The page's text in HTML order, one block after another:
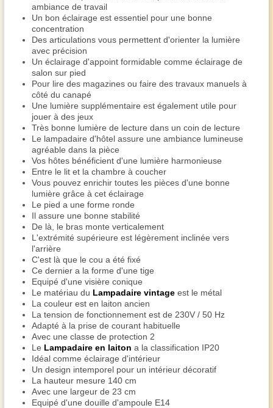
ambiance de travail
Un bon éclairage est essentiel pour une bonne
concentration
Des articulations vous permettent d'orienter la lumière
avec précision
Un éclairage d'appoint formidable comme éclairage de
salon sur pied
Pour lire des magazines ou faire des travaux manuels à
côté du canapé
Une lumière supplémentaire est également utile pour
jouer à des jeux
Très bonne lumière de lecture dans un coin de lecture
Le lampadaire d'hôtel assure une ambiance lumineuse
agréable dans la pièce
Vos hôtes bénéficient d'une lumière harmonieuse
Entre le lit et la chambre à coucher
Vous pouvez enrichir toutes les pièces d'une bonne
lumière grâce à cet éclairage
Le pied a une forme ronde
Il assure une bonne stabilité
De là, le bras monte verticalement
L'extrémité supérieure est légèrement inclinée vers
l'arrière
C'est là que le cou a été fixé
Ce dernier a la forme d'une tige
Equipé d'une visière conique
Le matériau du Lampadaire vintage est le métal
La couleur est en laiton ancien
La tension de fonctionnement est de 230V / 50 Hz
Adapté à la prise de courant habituelle
Avec une classe de protection 2
Le Lampadaire en laiton a la classification IP20
Idéal comme éclairage d'intérieur
Un design intemporel pour un intérieur décoratif
La hauteur mesure 140 cm
Avec une largeur de 23 cm
Equipé d'une douille d'ampoule E14